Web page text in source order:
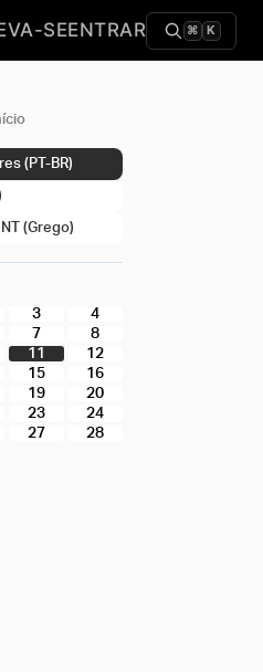
SEENTRAR ⌘ K
(PT-BR)
(Grego)
3
4
7
8
11
12
15
16
19
20
23
24
27 28